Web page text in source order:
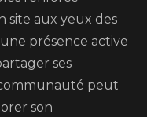
site aux yeux des
présence active
ses
peut
son